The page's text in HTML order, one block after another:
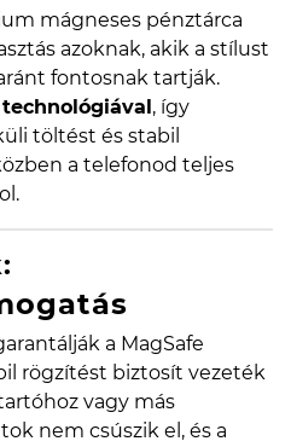
mágneses pénztárca
azoknak, akik a stílust
fontosnak tartják.
technológiával , így
töltést és stabil
a telefonod teljes
a MagSafe
rögzítést biztosít vezeték
vagy más
nem csúszik el, és a